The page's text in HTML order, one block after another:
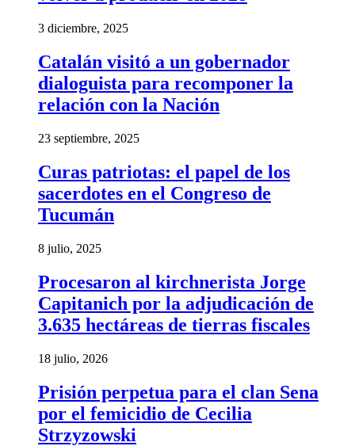
3 diciembre, 2025
Catalán visitó a un gobernador
dialoguista para recomponer la
relación con la Nación
23 septiembre, 2025
Curas patriotas: el papel de los
sacerdotes en el Congreso de
Tucumán
8 julio, 2025
Procesaron al kirchnerista Jorge
Capitanich por la adjudicación de
3.635 hectáreas de tierras fiscales
18 julio, 2026
Prisión perpetua para el clan Sena
por el femicidio de Cecilia
Strzyzowski